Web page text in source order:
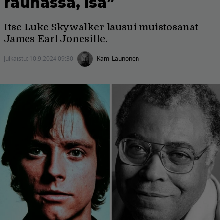
Itse Luke Skywalker lausui muistosanat
James Earl Jonesille.
Julkaistu: 10.9.2024 09:30 Kami Launonen